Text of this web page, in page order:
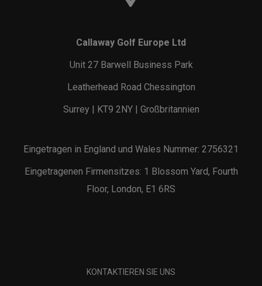
Callaway Golf Europe Ltd
Unit 27 Barwell Business Park
Leatherhead Road Chessington
Surrey | KT9 2NY | Großbritannien
Eingetragen in England und Wales Nummer: 2756321
Eingetragenen Firmensitzes: 1 Blossom Yard, Fourth
Floor, London, E1 6RS
KONTAKTIEREN SIE UNS